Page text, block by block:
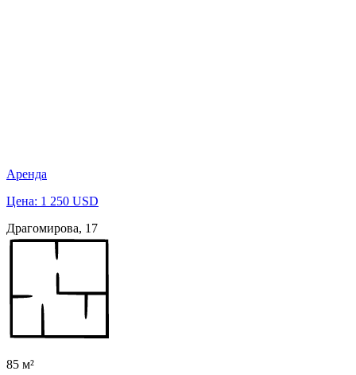
Аренда
Цена: 1 250 USD
Драгомирова, 17
85 м²